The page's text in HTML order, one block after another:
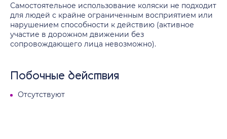
Самостоятельное использование коляски не подходит
для людей с крайне ограниченным восприятием или
нарушением способности к действию (активное
участие в дорожном движении без
сопровождающего лица невозможно).
Побочные действия
Отсутствуют